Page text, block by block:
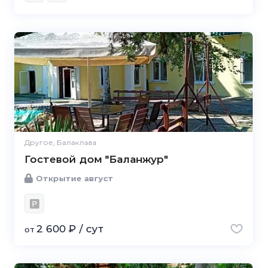
Другое, Балаклава
Гостевой дом "Баланжур"
Открытие август
от 2 600 ₽ / сут